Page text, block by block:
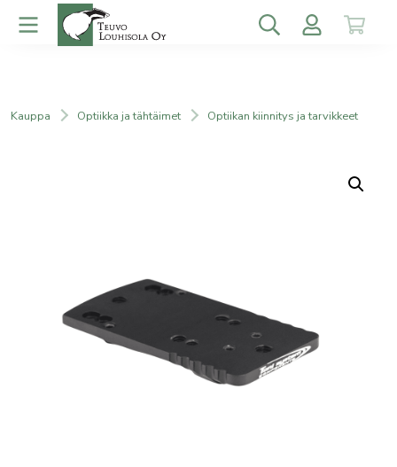
Kauppa Optiikka ja tähtäimet Optiikan kiinnitys ja tarvikkeet